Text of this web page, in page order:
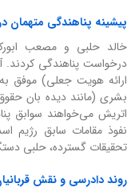
پیشینه پناهندگی متهمان
درخواست پناهندگی کردند.
ارائه هویت جعلی) موفق
بشری (مانند دیده بان
اتریش می‌خواهند سوابق
تحقیقات گسترده، حلبی
روند دادرسی و نقش